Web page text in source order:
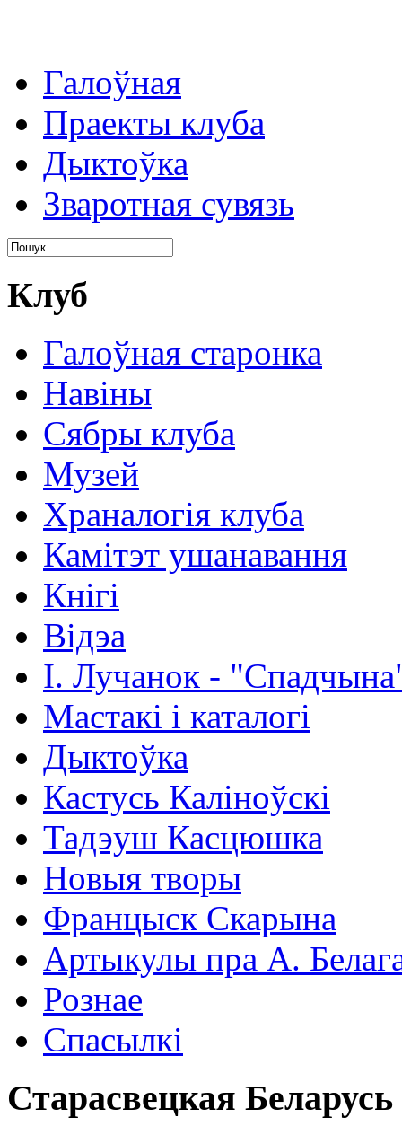
Галоўная
Праекты клуба
Дыктоўка
Зваротная сувязь
Клуб
Галоўная старонка
Навіны
Сябры клуба
Музей
Храналогія клуба
Камітэт ушанавання
Кнігі
Відэа
І. Лучанок -
Мастакі i каталогi
Дыктоўка
Кастусь Каліноўскі
Тадэуш Касцюшка
Новыя творы
Францыск Скарына
Артыкулы пра А.
Рознае
Спасылкі
Старасвецкая Беларусь